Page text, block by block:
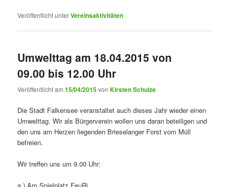
Veröffentlicht unterVereinsaktivitäten
Umwelttag am 18.04.2015 von
09.00 bis 12.00 Uhr
Veröffentlicht am15/04/2015vonKirsten Schulze
Die Stadt Falkensee veranstaltet auch dieses Jahr wieder einen
Umwelttag. Wir als Bürgerverein wollen uns daran beteiligen und
den uns am Herzen liegenden Brieselanger Forst vom Müll
befreien.
Wir treffen uns um 9.00 Uhr: